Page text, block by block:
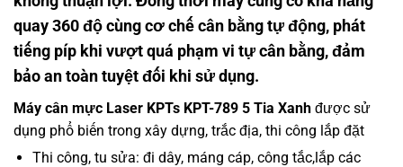
quay 360 độ cùng cơ chế cân bằng tự động, phát
tiếng píp khi vượt quá phạm vi tự cân bằng, đảm
bảo an toàn tuyệt đối khi sử dụng.
Máy cân mực Laser KPTs KPT-789 5 Tia Xanh được sử
dụng phổ biến trong xây dựng, trắc địa, thi công lắp đặt
Thi công, tu sửa: đi dây, máng cáp, công tắc,lắp các